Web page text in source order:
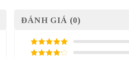
ĐÁNH GIÁ (0)
5/ 5 điểm